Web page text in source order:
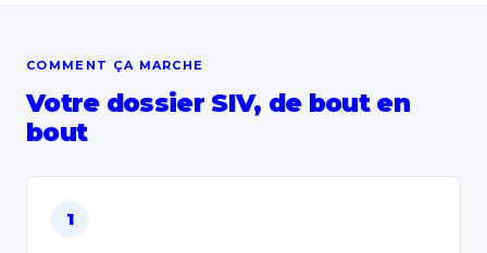
COMMENT ÇA MARCHE
Votre dossier SIV, de bout en
bout
1